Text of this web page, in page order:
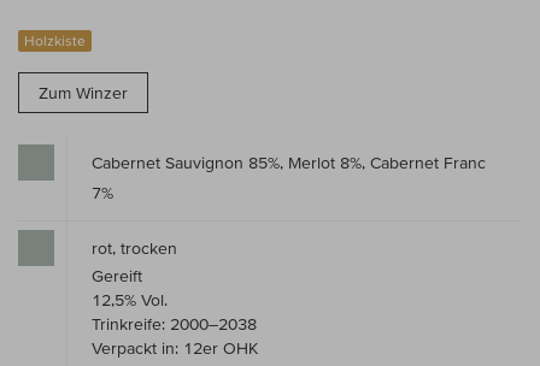
Holzkiste
Zum Winzer
Cabernet Sauvignon 85%, Merlot 8%, Cabernet Franc
7%
rot, trocken
Gereift
12,5% Vol.
Trinkreife: 2000–2038
Verpackt in: 12er OHK